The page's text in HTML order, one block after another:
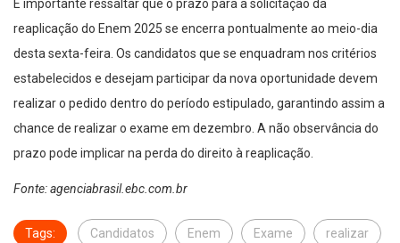
É importante ressaltar que o prazo para a solicitação da
reaplicação do Enem 2025 se encerra pontualmente ao meio-dia
desta sexta-feira. Os candidatos que se enquadram nos critérios
estabelecidos e desejam participar da nova oportunidade devem
realizar o pedido dentro do período estipulado, garantindo assim a
chance de realizar o exame em dezembro. A não observância do
prazo pode implicar na perda do direito à reaplicação.
Fonte: agenciabrasil.ebc.com.br
Tags: Candidatos Enem Exame realizar